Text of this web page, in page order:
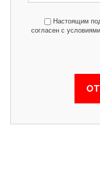
Настоящим
согласен с условиями